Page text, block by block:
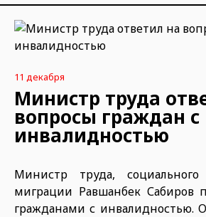
11 декабря
Министр труда
вопросы граждан с
инвалидностью
Министр труда,
миграции Равшанбек Сабиров
гражданами с инвалидностью.